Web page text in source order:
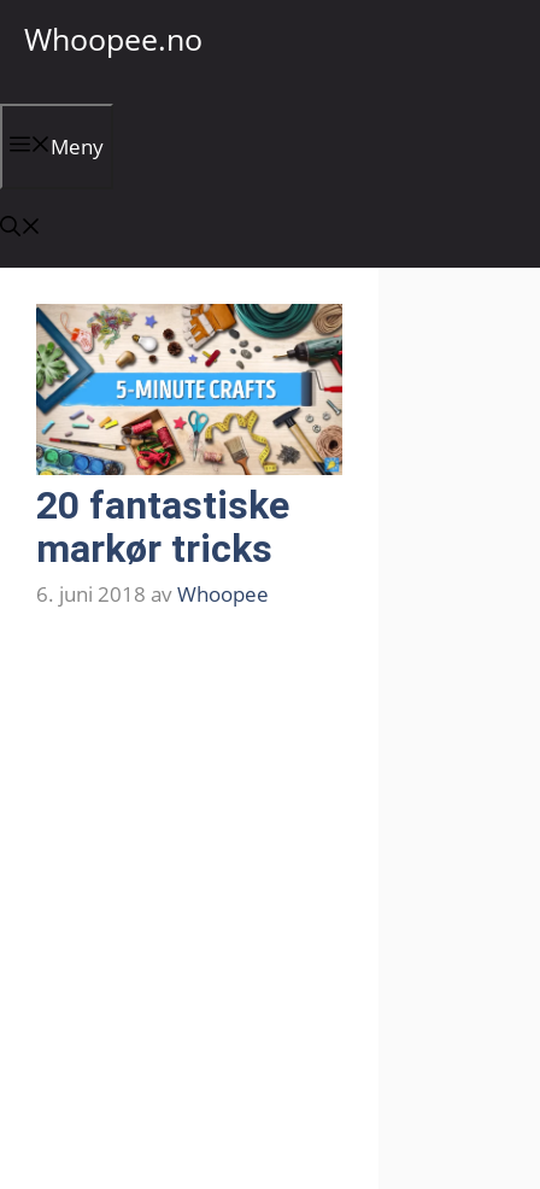
Whoopee.no
Meny
20 fantastiske
markør tricks
6. juni 2018 avWhoopee